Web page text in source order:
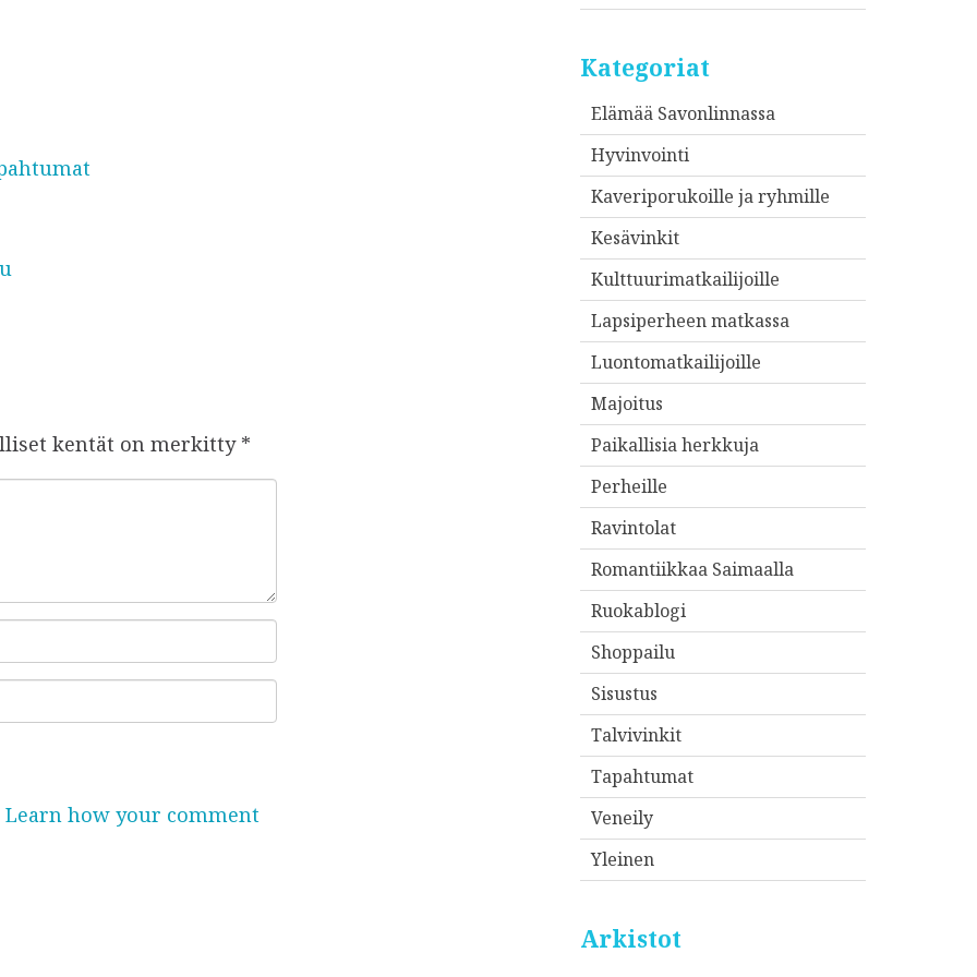
kentät on merkitty *
Learn how your comment
Kategoriat
Elämää Savonlinnassa
Hyvinvointi
Kaveriporukoille ja ryhmille
Kesävinkit
Kulttuurimatkailijoille
Lapsiperheen matkassa
Luontomatkailijoille
Majoitus
Paikallisia herkkuja
Perheille
Ravintolat
Romantiikkaa Saimaalla
Ruokablogi
Shoppailu
Sisustus
Talvivinkit
Tapahtumat
Veneily
Yleinen
Arkistot